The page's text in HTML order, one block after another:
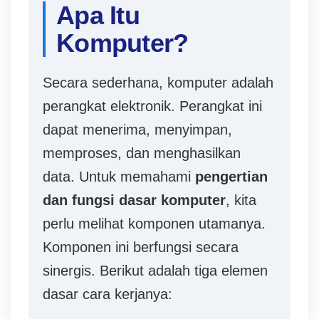
a
3
a
Apa Itu
Komputer?
Secara sederhana, komputer adalah
perangkat elektronik. Perangkat ini
dapat menerima, menyimpan,
memproses, dan menghasilkan
data. Untuk memahami pengertian
dan fungsi dasar komputer, kita
perlu melihat komponen utamanya.
Komponen ini berfungsi secara
sinergis. Berikut adalah tiga elemen
dasar cara kerjanya: